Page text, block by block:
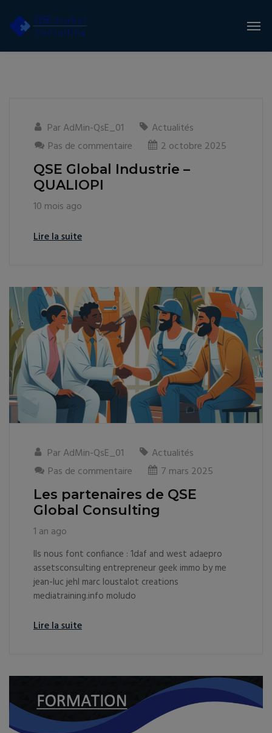
ParAdMin-QsE_01
Actualités
Pas de commentaire
2 octobre 2025
QSE Global Industrie –
QUALIOPI
10 mois ago
Lire la suite
ParAdMin-QsE_01
Actualités
Pas de commentaire
7 mars 2025
Les partenaires de QSE
Global Consulting
1 an ago
Ils nous font confiance : 1daf and west adaepro
assetsconsulting entrepreneur geek immo by me
jean-luc jehl marc loustalot creations
mediatraining.info moludo
Lire la suite